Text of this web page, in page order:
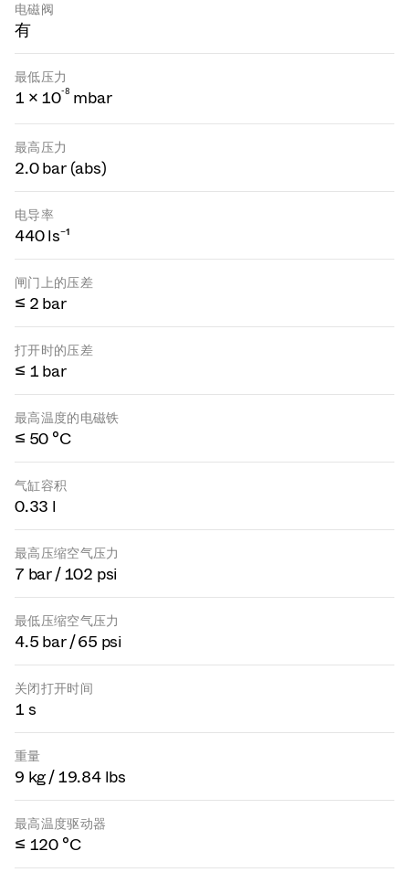
电磁阀
有
最低压力
1 × 10-8 mbar
最高压力
2.0 bar (abs)
电导率
440 ls⁻¹
闸门上的压差
≤ 2 bar
打开时的压差
≤ 1 bar
最高温度的电磁铁
≤ 50 °C
气缸容积
0.33 l
最高压缩空气压力
7 bar / 102 psi
最低压缩空气压力
4.5 bar / 65 psi
关闭打开时间
1 s
重量
9 kg / 19.84 lbs
最高温度驱动器
≤ 120 °C